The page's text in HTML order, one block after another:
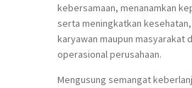
kebersamaan, menanamkan
serta meningkatkan
karyawan maupun masyarakat
operasional perusahaan.
Mengusung semangat